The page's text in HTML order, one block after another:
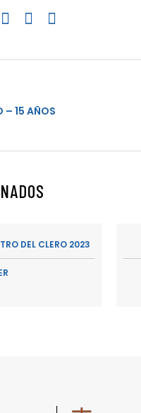
– 15 AÑOS
DEL CLERO 2023